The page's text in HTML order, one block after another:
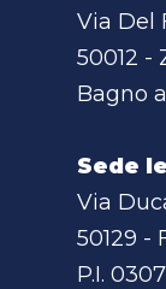
Via Del
50012 -
Bagno
Sede
Via
50129 -
P.I.